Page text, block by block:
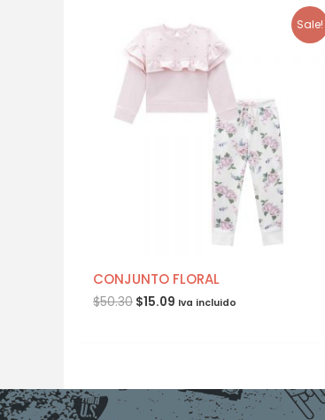
Sale!
CONJUNTO FLORAL
$50.30 $15.09 Iva incluido